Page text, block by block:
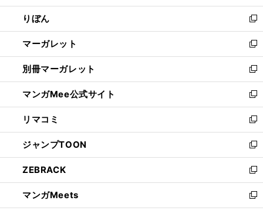
開
く
ウ
で
開
く
ン
ド
ウ
で
開
く
ウ
ィ
ン
ド
ウ
で
開
く
りぼん
新
し
い
ウ
ィ
ン
ド
ウ
で
開
く
マーガレット
新
し
い
ウ
ィ
ン
ド
ウ
で
開
く
別冊マーガレット
新
し
い
ウ
ィ
ン
ド
ウ
で
開
く
マンガMee公式サイト
新
し
い
ウ
ィ
ン
ド
ウ
で
開
リマコミ
新
し
い
ウ
ィ
ン
ド
ウ
ジャンプTOON
新
し
い
ウ
ィ
ン
ZEBRACK
新
し
い
ウ
マンガMeets
新
し